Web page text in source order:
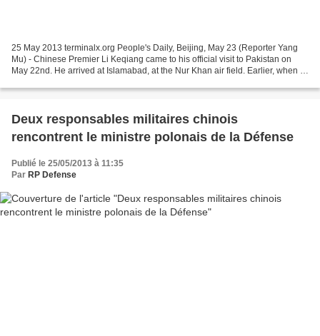
25 May 2013 terminalx.org People's Daily, Beijing, May 23 (Reporter Yang
Mu) - Chinese Premier Li Keqiang came to his official visit to Pakistan on
May 22nd. He arrived at Islamabad, at the Nur Khan air field. Earlier, when Li
Deux responsables militaires chinois
rencontrent le ministre polonais de la Défense
Publié le 25/05/2013 à 11:35
Par RP Defense